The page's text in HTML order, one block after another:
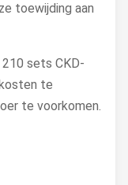
toewijding aan
sets CKD-
te
te voorkomen.